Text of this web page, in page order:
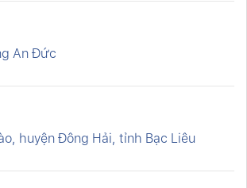
An Đức
huyện Đông Hải, tỉnh Bạc Liêu